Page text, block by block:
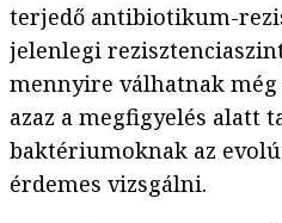
terjedő antibiotikum-
jelenlegi
mennyire válhatnak még
azaz a megfigyelés alatt
baktériumoknak az
érdemes vizsgálni.